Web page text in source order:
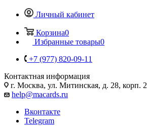
Личный кабинет
Корзина0
Избранные товары0
+7 (977) 820-09-11
Контактная информация
г. Москва, ул. Митинская, д. 28, корп. 2
help@macards.ru
Вконтакте
Telegram